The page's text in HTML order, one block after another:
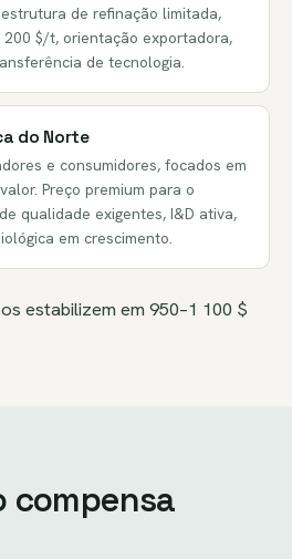
de refinação limitada,
200 $/t, orientação exportadora,
de tecnologia.
do Norte
e consumidores, focados em
Preço premium para o
qualidade exigentes, I&D ativa,
em crescimento.
estabilizem em 950–1 100 $
compensa